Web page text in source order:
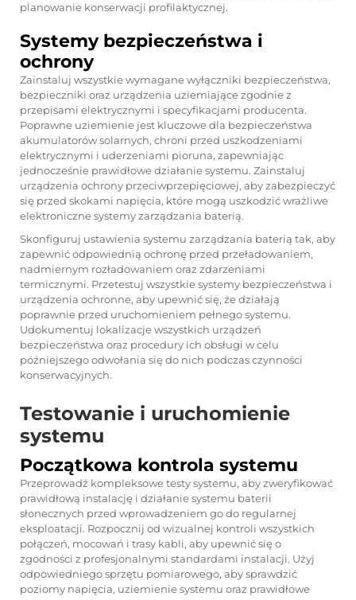
planowanie konserwacji profilaktycznej.
Systemy bezpieczeństwa i
ochrony
Zainstaluj wszystkie wymagane wyłączniki bezpieczeństwa,
bezpieczniki oraz urządzenia uziemiające zgodnie z
przepisami elektrycznymi i specyfikacjami producenta.
Poprawne uziemienie jest kluczowe dla bezpieczeństwa
akumulatorów solarnych, chroni przed uszkodzeniami
elektrycznymi i uderzeniami pioruna, zapewniając
jednocześnie prawidłowe działanie systemu. Zainstaluj
urządzenia ochrony przeciwprzepięciowej, aby zabezpieczyć
się przed skokami napięcia, które mogą uszkodzić wrażliwe
elektroniczne systemy zarządzania baterią.
Skonfiguruj ustawienia systemu zarządzania baterią tak, aby
zapewnić odpowiednią ochronę przed przeładowaniem,
nadmiernym rozładowaniem oraz zdarzeniami
termicznymi. Przetestuj wszystkie systemy bezpieczeństwa i
urządzenia ochronne, aby upewnić się, że działają
poprawnie przed uruchomieniem pełnego systemu.
Udokumentuj lokalizacje wszystkich urządzeń
bezpieczeństwa oraz procedury ich obsługi w celu
późniejszego odwołania się do nich podczas czynności
konserwacyjnych.
Testowanie i uruchomienie
systemu
Początkowa kontrola systemu
Przeprowadź kompleksowe testy systemu, aby zweryfikować
prawidłową instalację i działanie systemu baterii
słonecznych przed wprowadzeniem go do regularnej
eksploatacji. Rozpocznij od wizualnej kontroli wszystkich
połączeń, mocowań i trasy kabli, aby upewnić się o
zgodności z profesjonalnymi standardami instalacji. Użyj
odpowiedniego sprzętu pomiarowego, aby sprawdzić
poziomy napięcia, uziemienie systemu oraz prawidłowe